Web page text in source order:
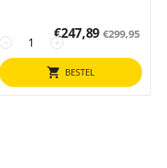
+
−
€247,89 €299,95
BESTEL